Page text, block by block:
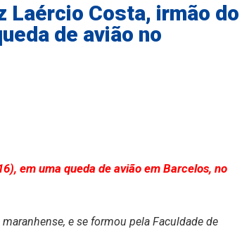
Laércio Costa, irmão do
de avião no
em uma queda de avião em Barcelos, no
e se formou pela Faculdade de